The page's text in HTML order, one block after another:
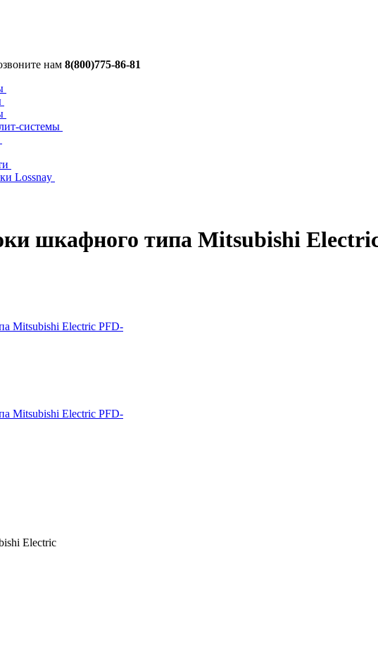
нам 8(800)775-86-81
системы
Lossnay
шкафного типа Mitsubishi
Mitsubishi Electric PFD-
Mitsubishi Electric PFD-
Electric